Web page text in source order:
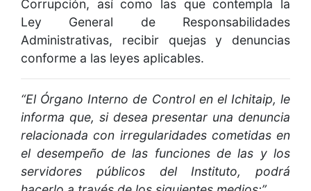
Corrupción, así como las que contempla la
Ley General de Responsabilidades
Administrativas, recibir quejas y denuncias
conforme a las leyes aplicables.
“El Órgano Interno de Control en el Ichitaip, le
informa que, si desea presentar una denuncia
relacionada con irregularidades cometidas en
el desempeño de las funciones de las y los
servidores públicos del Instituto, podrá